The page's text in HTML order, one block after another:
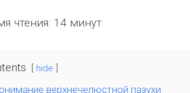
чтения: 14 минут
hide
верхнечелюстной пазухи